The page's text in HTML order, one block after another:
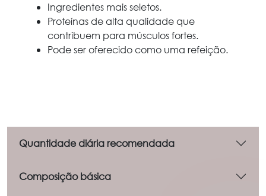
Ingredientes mais seletos.
Proteínas de alta qualidade que
contribuem para músculos fortes.
Pode ser oferecido como uma refeição.
Quantidade diária recomendada
Composição básica